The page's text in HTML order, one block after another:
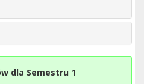
dla Semestru 1